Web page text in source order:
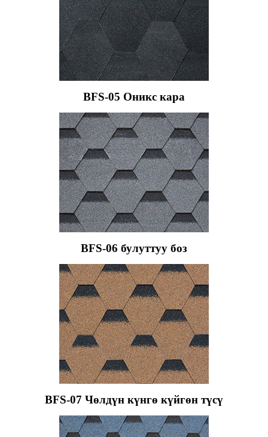
BFS-05 Оникс кара
BFS-06 булуттуу боз
BFS-07 Чөлдүн күнгө күйгөн түсү